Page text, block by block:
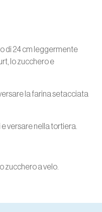
di 24 cm leggermente
lo zucchero e
la farina setacciata
versare nella tortiera.
zucchero a velo.